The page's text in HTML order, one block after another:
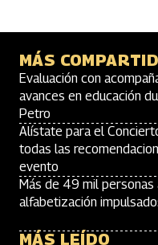
MÁS
Evaluación con
avances en educación
Petro
Alístate para el
todas las
evento
Más de 49 mil personas
alfabetización
MÁS LEÍDO